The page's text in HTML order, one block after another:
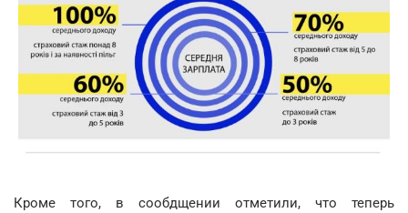
Кроме того, в сообдщении отметили, что теперь